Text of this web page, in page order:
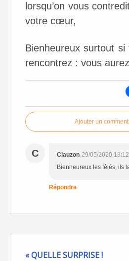
lorsqu’on vous
votre cœur,
Bienheureux surtout
rencontrez : vous
Ajouter un
C Clauzon 29/05/2020 13:12
Bienheureux les fêlés, ils
Répondre
« QUELLE SURPRISE !